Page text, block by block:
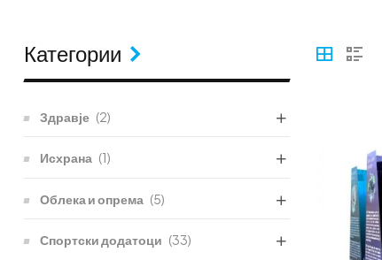
Категории
Здравје (2)
Исхрана (1)
Облека и опрема (5)
Спортски додатоци (33)